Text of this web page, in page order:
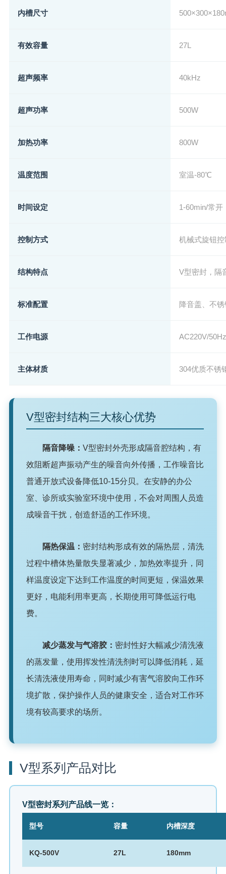
内槽尺寸
有效容量 27L
超声频率 40kHz
超声功率 500W
加热功率 800W
温度范围 室温-80℃
时间设定 1-60min/常开
控制方式 机械式旋钮控
结构特点 V型密封，隔
标准配置 降音盖、不
工作电源 AC220V/
主体材质 304优质不锈
V型密封结构三大核心优势
隔音降噪： V型密封外壳形成隔音腔结构，有
效阻断超声振动产生的噪音向外传播，工作噪音比
普通开放式设备降低10-15分贝。在安静的办公
室、诊所或实验室环境中使用，不会对周围人员造
成噪音干扰，创造舒适的工作环境。
隔热保温： 密封结构形成有效的隔热层，清洗
过程中槽体热量散失显著减少，加热效率提升，同
样温度设定下达到工作温度的时间更短，保温效果
更好，电能利用率更高，长期使用可降低运行电
费。
减少蒸发与气溶胶： 密封性好大幅减少清洗液
的蒸发量，使用挥发性清洗剂时可以降低消耗，延
长清洗液使用寿命，同时减少有害气溶胶向工作环
境扩散，保护操作人员的健康安全，适合对工作环
境有较高要求的场所。
V型系列产品对比
V型密封系列产品线一览：
型号 容量 内槽深度
KQ-500V 27L 180mm